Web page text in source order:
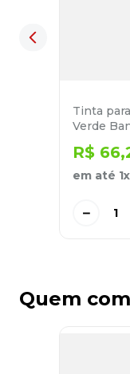
Tinta
Verde
R$ 66,
em até 1
－
Quem